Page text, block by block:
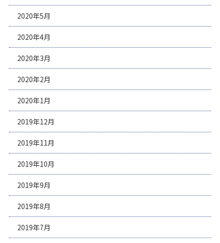
2020年5月
2020年4月
2020年3月
2020年2月
2020年1月
2019年12月
2019年11月
2019年10月
2019年9月
2019年8月
2019年7月